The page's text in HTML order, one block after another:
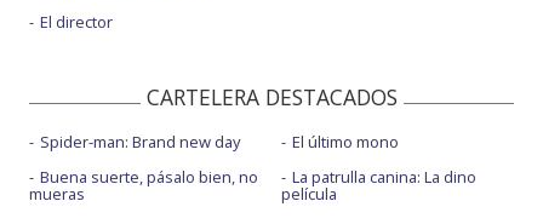
El director
CARTELERA DESTACADOS
Spider-man: Brand new day
Buena suerte, pásalo bien, no
mueras
El último mono
La patrulla canina: La dino
película